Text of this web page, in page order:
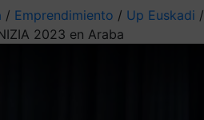
/ Emprendimiento / Up Euskadi /
2023 en Araba